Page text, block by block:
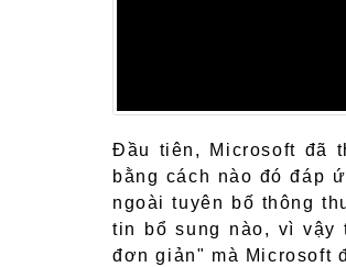
Đầu tiên, Microsoft đã
bằng cách nào đó đáp
ngoài tuyên bố thông
tin bổ sung nào, vì vậy
đơn giản" mà Microsoft